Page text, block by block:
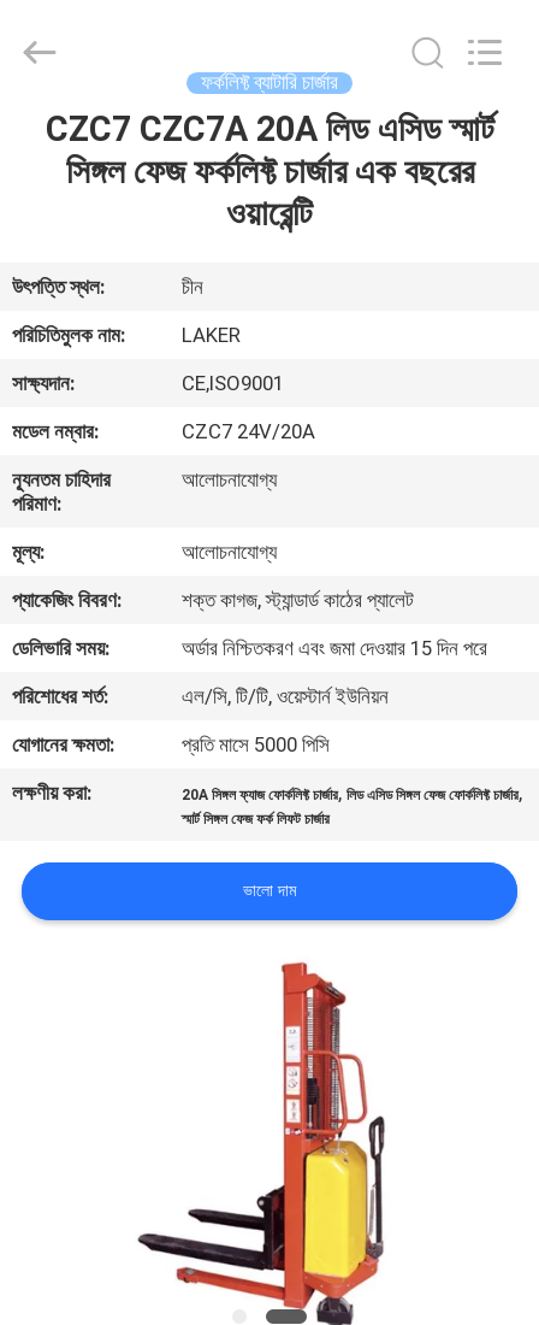
আমাদের
সম্পর্কে
কারখানা
ভ্রমণ
নিয়ন্ত্রণ
আমাদের
সাথে
যোগাযোগ
করুন
সাইট
CO.,LIMITED.
ফর্কলিফ্ট ব্যাটারি চার্জার
CZC7 CZC7A 20A লিড এসিড স্মার্ট
সিঙ্গল ফেজ ফর্কলিফ্ট চার্জার এক বছরের
ওয়ারেন্টি
উৎপত্তি স্থল:
চীন
পরিচিতিমুলক নাম:
LAKER
সাক্ষ্যদান:
CE,ISO9001
মডেল নম্বার:
CZC7 24V/20A
ন্যূনতম চাহিদার
পরিমাণ:
আলোচনাযোগ্য
মূল্য:
আলোচনাযোগ্য
প্যাকেজিং বিবরণ:
শক্ত কাগজ, স্ট্যান্ডার্ড কাঠের প্যালেট
ডেলিভারি সময়:
অর্ডার নিশ্চিতকরণ এবং জমা দেওয়ার 15 দিন পরে
পরিশোধের শর্ত:
এল/সি, টি/টি, ওয়েস্টার্ন ইউনিয়ন
যোগানের ক্ষমতা:
প্রতি মাসে 5000 পিসি
লক্ষণীয় করা:
20A সিঙ্গল ফ্যাজ ফোর্কলিফ্ট চার্জার,লিড এসিড সিঙ্গল ফেজ ফোর্কলিফ্ট চার্জার,
স্মার্ট সিঙ্গল ফেজ ফর্ক লিফট চার্জার
ভালো দাম